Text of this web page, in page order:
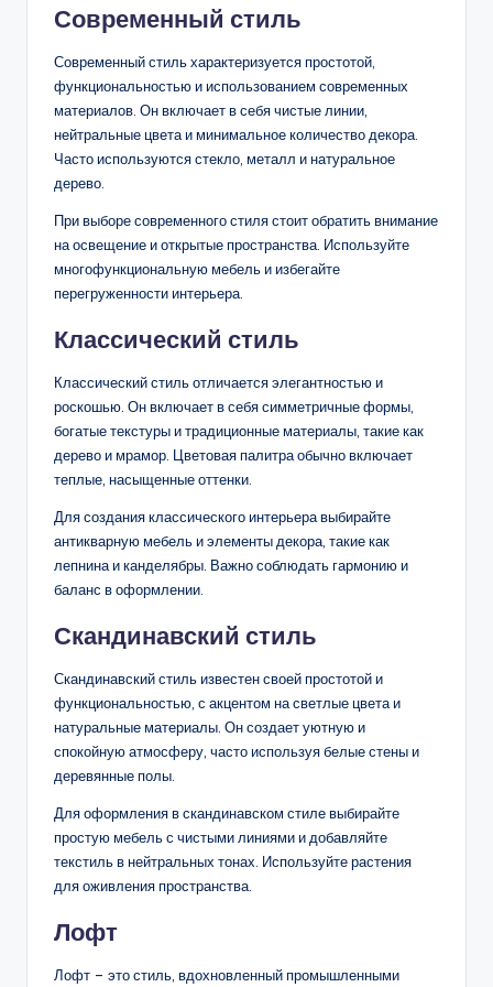
Современный стиль
Современный стиль характеризуется простотой,
функциональностью и использованием современных
материалов. Он включает в себя чистые линии,
нейтральные цвета и минимальное количество декора.
Часто используются стекло, металл и натуральное
дерево.
При выборе современного стиля стоит обратить внимание
на освещение и открытые пространства. Используйте
многофункциональную мебель и избегайте
перегруженности интерьера.
Классический стиль
Классический стиль отличается элегантностью и
роскошью. Он включает в себя симметричные формы,
богатые текстуры и традиционные материалы, такие как
дерево и мрамор. Цветовая палитра обычно включает
теплые, насыщенные оттенки.
Для создания классического интерьера выбирайте
антикварную мебель и элементы декора, такие как
лепнина и канделябры. Важно соблюдать гармонию и
баланс в оформлении.
Скандинавский стиль
Скандинавский стиль известен своей простотой и
функциональностью, с акцентом на светлые цвета и
натуральные материалы. Он создает уютную и
спокойную атмосферу, часто используя белые стены и
деревянные полы.
Для оформления в скандинавском стиле выбирайте
простую мебель с чистыми линиями и добавляйте
текстиль в нейтральных тонах. Используйте растения
для оживления пространства.
Лофт
Лофт – это стиль, вдохновленный промышленными